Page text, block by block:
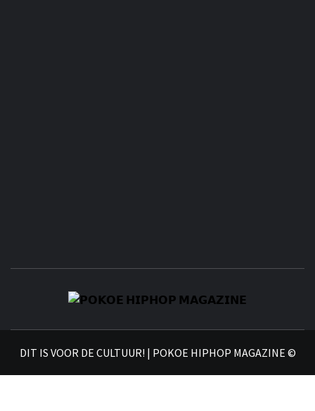
DIT IS VOOR DE CULTUUR! | POKOE HIPHOP MAGAZINE ©